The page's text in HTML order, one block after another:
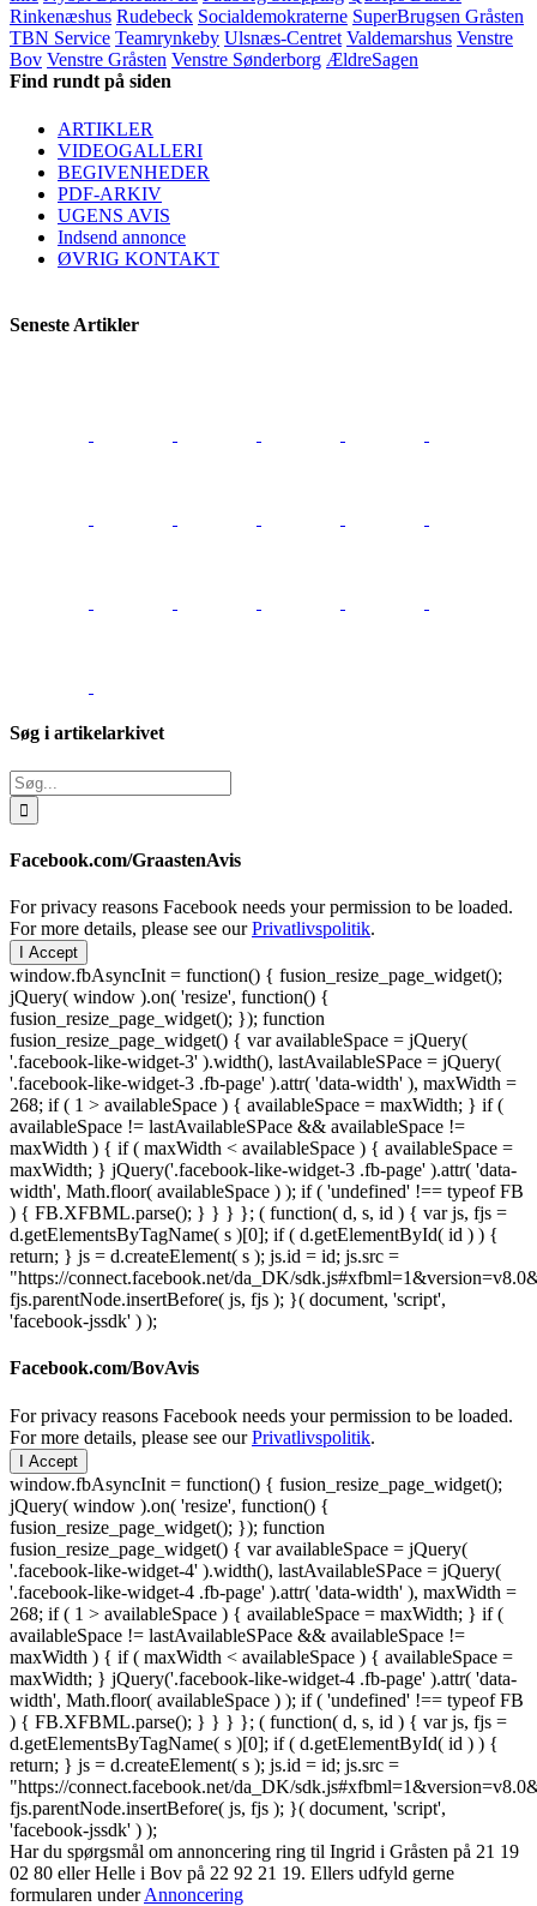
Rinkenæshus Rudebeck Socialdemokraterne SuperBrugsen Gråsten
TBN Service Teamrynkeby Ulsnæs-Centret Valdemarshus Venstre
Bov Venstre Gråsten Venstre Sønderborg ÆldreSagen
Find rundt på siden
ARTIKLER
VIDEOGALLERI
BEGIVENHEDER
PDF-ARKIV
UGENS AVIS
Indsend annonce
ØVRIG KONTAKT
Seneste Artikler
Søg i artikelarkivet
Søg
efter:
Facebook.com/GraastenAvis
For privacy reasons Facebook needs your permission to be loaded.
For more details, please see ourPrivatlivspolitik.
I Accept
window.fbAsyncInit = function() { fusion_resize_page_widget();
jQuery( window ).on( 'resize', function() {
fusion_resize_page_widget(); }); function
fusion_resize_page_widget() { var availableSpace = jQuery(
'.facebook-like-widget-3' ).width(), lastAvailableSPace = jQuery(
'.facebook-like-widget-3 .fb-page' ).attr( 'data-width' ), maxWidth =
268; if ( 1 > availableSpace ) { availableSpace = maxWidth; } if (
availableSpace != lastAvailableSPace && availableSpace !=
maxWidth ) { if ( maxWidth < availableSpace ) { availableSpace =
maxWidth; } jQuery('.facebook-like-widget-3 .fb-page' ).attr( 'data-
width', Math.floor( availableSpace ) ); if ( 'undefined' !== typeof FB
) { FB.XFBML.parse(); } } } }; ( function( d, s, id ) { var js, fjs =
d.getElementsByTagName( s )[0]; if ( d.getElementById( id ) ) {
return; } js = d.createElement( s ); js.id = id; js.src =
"https://connect.facebook.net/da_DK/
fjs.parentNode.insertBefore( js, fjs ); }( document, 'script',
'facebook-jssdk' ) );
Facebook.com/BovAvis
For privacy reasons Facebook needs your permission to be loaded.
For more details, please see ourPrivatlivspolitik.
I Accept
window.fbAsyncInit = function() { fusion_resize_page_widget();
jQuery( window ).on( 'resize', function() {
fusion_resize_page_widget(); }); function
fusion_resize_page_widget() { var availableSpace = jQuery(
'.facebook-like-widget-4' ).width(), lastAvailableSPace = jQuery(
'.facebook-like-widget-4 .fb-page' ).attr( 'data-width' ), maxWidth =
268; if ( 1 > availableSpace ) { availableSpace = maxWidth; } if (
availableSpace != lastAvailableSPace && availableSpace !=
maxWidth ) { if ( maxWidth < availableSpace ) { availableSpace =
maxWidth; } jQuery('.facebook-like-widget-4 .fb-page' ).attr( 'data-
width', Math.floor( availableSpace ) ); if ( 'undefined' !== typeof FB
) { FB.XFBML.parse(); } } } }; ( function( d, s, id ) { var js, fjs =
d.getElementsByTagName( s )[0]; if ( d.getElementById( id ) ) {
return; } js = d.createElement( s ); js.id = id; js.src =
"https://connect.facebook.net/da_DK/
fjs.parentNode.insertBefore( js, fjs ); }( document, 'script',
'facebook-jssdk' ) );
Har du spørgsmål om annoncering ring til Ingrid i Gråsten på 21 19
02 80 ‬eller Helle i Bov på 22 92 21 19‬. Ellers udfyld gerne
formularen underAnnoncering